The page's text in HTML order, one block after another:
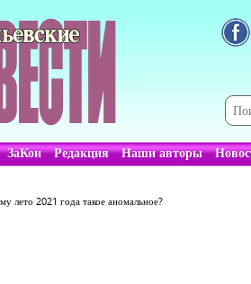
ЗаКон Редакция Наши авторы
лето 2021 года такое аномальное?